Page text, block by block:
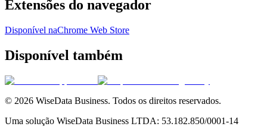
Extensões do navegador
Disponível naChrome Web Store
Disponível também
© 2026 WiseData Business. Todos os direitos reservados.
Uma solução WiseData Business LTDA: 53.182.850/0001-14